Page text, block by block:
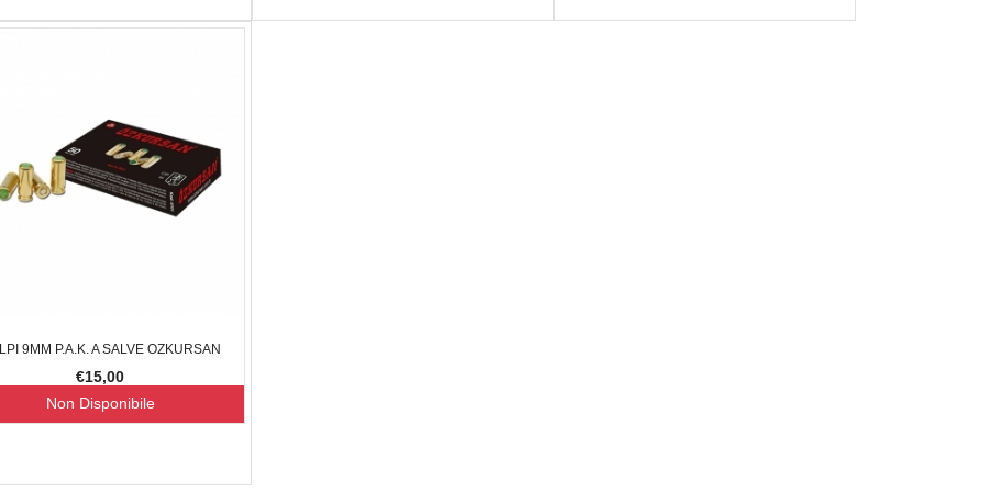
KITE
-15%
BERETTA AR70 SPORT CAL. 222R
€1.390,00
9MM P.A.K. A SALVE OZKURSAN
€15,00
Non Disponibile